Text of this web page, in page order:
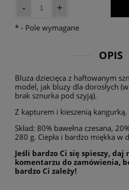
- +
* - Pole wymagane
OPIS
Bluza dziecięca z haftowanym
model, jak bluzy dla dorosłych
brak sznurka pod szyją).
Z kapturem i kieszenią kangurką.
Skład: 80% bawełna czesana,
280 g. Ciepła i bardzo miękka w
Jeśli bardzo Ci się spieszy, daj
komentarzu do zamówienia,
bardzo Ci zależy!